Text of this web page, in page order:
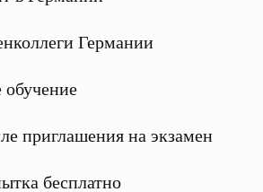
Германии
обучение
приглашения на экзамен
бесплатно